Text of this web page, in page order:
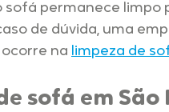
sofá permanece
de dúvida, uma
na limpeza de
sofá em